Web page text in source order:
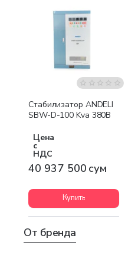
Бесплатная доставка
Стабилизатор ANDELI
SBW-D-100 Kva 380В
Цена
с
НДС
40 937 500 сум
Купить
От бренда